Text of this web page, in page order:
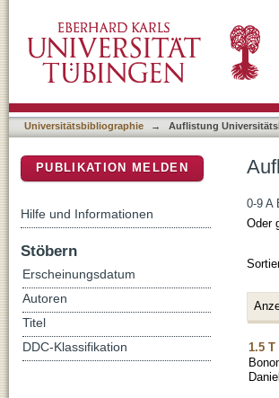
Universitätsbibliographie → Auflistung
0-9 A
Oder
1.5
PUBLIKATION MELDEN
Hilfe und Informationen
Stöbern
Erscheinungsdatum
Autoren
Titel
DDC-Klassifikation